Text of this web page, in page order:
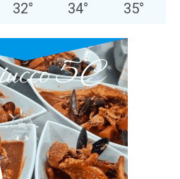
32° 34° 35°